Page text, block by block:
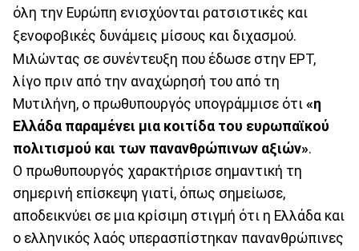
όλη την Ευρώπη ενισχύονται ρατσιστικές και
ξενοφοβικές δυνάμεις μίσους και διχασμού.
Μιλώντας σε συνέντευξη που έδωσε στην ΕΡΤ,
λίγο πριν από την αναχώρησή του από τη
Μυτιλήνη, ο πρωθυπουργός υπογράμμισε ότι «η
Ελλάδα παραμένει μια κοιτίδα του ευρωπαϊκού
πολιτισμού και των πανανθρώπινων αξιών».
Ο πρωθυπουργός χαρακτήρισε σημαντική τη
σημερινή επίσκεψη γιατί, όπως σημείωσε,
αποδεικνύει σε μια κρίσιμη στιγμή ότι η Ελλάδα και
ο ελληνικός λαός υπερασπίστηκαν πανανθρώπινες